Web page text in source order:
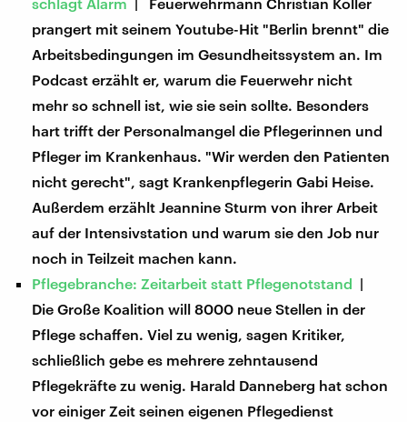
prangert mit seinem Youtube-Hit "Berlin brennt" die
Arbeitsbedingungen im Gesundheitssystem an. Im
Podcast erzählt er, warum die Feuerwehr nicht
mehr so schnell ist, wie sie sein sollte. Besonders
hart trifft der Personalmangel die Pflegerinnen und
Pfleger im Krankenhaus. "Wir werden den Patienten
nicht gerecht", sagt Krankenpflegerin Gabi Heise.
Außerdem erzählt Jeannine Sturm von ihrer Arbeit
auf der Intensivstation und warum sie den Job nur
noch in Teilzeit machen kann.
Pflegebranche: Zeitarbeit statt Pflegenotstand |
Die Große Koalition will 8000 neue Stellen in der
Pflege schaffen. Viel zu wenig, sagen Kritiker,
schließlich gebe es mehrere zehntausend
Pflegekräfte zu wenig. Harald Danneberg hat schon
vor einiger Zeit seinen eigenen Pflegedienst